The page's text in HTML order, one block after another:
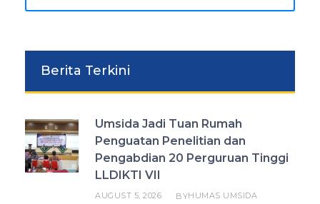
Berita Terkini
Umsida Jadi Tuan Rumah
Penguatan Penelitian dan
Pengabdian 20 Perguruan Tinggi
LLDIKTI VII
AUGUST 5, 2026 BYHUMAS UMSIDA